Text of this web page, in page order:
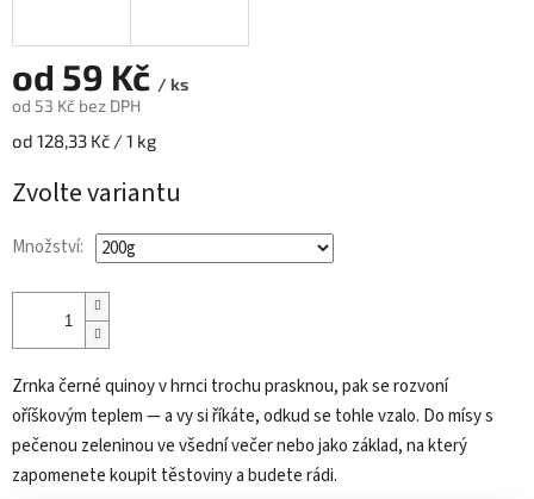
od 59 Kč / ks
od 53 Kč bez DPH
Měrná
od 128,33 Kč / 1 kg
Zvolte variantu
Množství:
Zrnka černé quinoy v hrnci trochu prasknou, pak se rozvoní
oříškovým teplem — a vy si říkáte, odkud se tohle vzalo. Do mísy s
pečenou zeleninou ve všední večer nebo jako základ, na který
zapomenete koupit těstoviny a budete rádi.